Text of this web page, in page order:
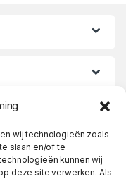
wij technologieën zoals
slaan en/of te
kunnen wij
deze site verwerken. Als